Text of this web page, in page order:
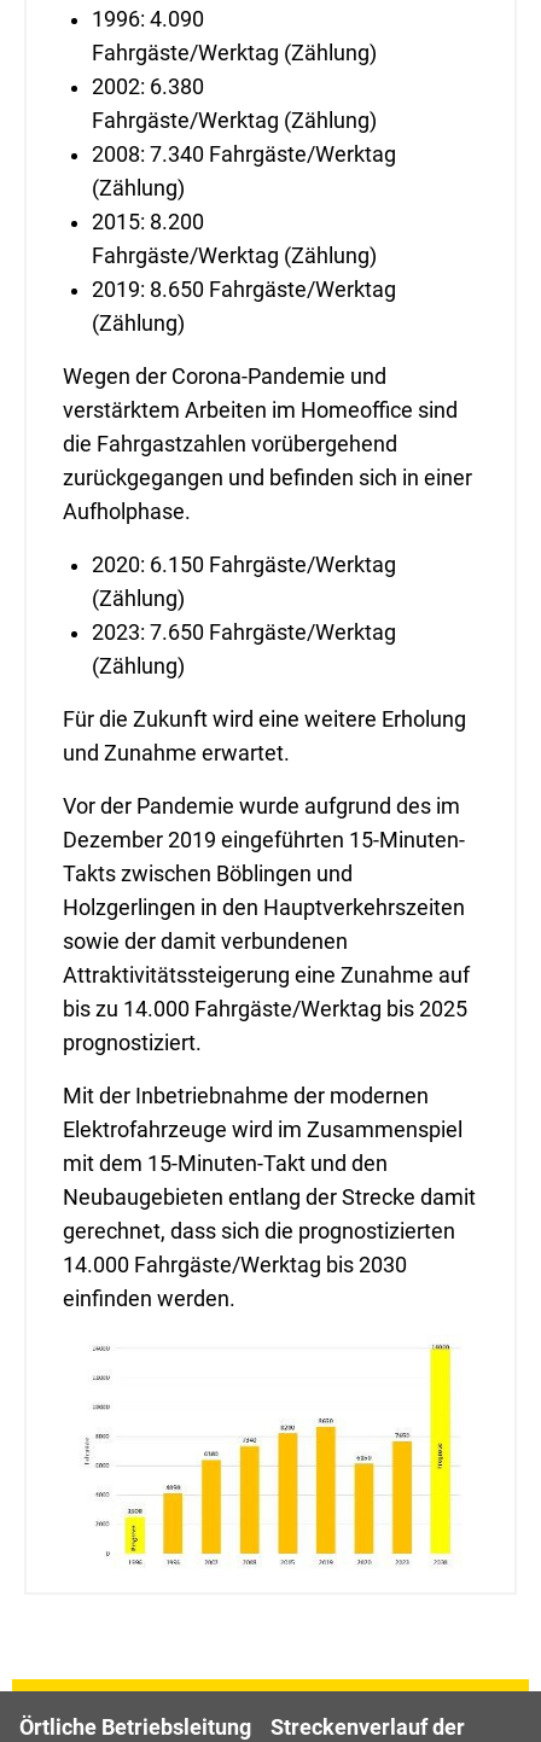
1996: 4.090
Fahrgäste/Werktag (Zählung)
2002: 6.380
Fahrgäste/Werktag (Zählung)
2008: 7.340 Fahrgäste/Werktag
(Zählung)
2015: 8.200
Fahrgäste/Werktag (Zählung)
2019: 8.650 Fahrgäste/Werktag
(Zählung)
Wegen der Corona-Pandemie und
verstärktem Arbeiten im Homeoffice sind
die Fahrgastzahlen vorübergehend
zurückgegangen und befinden sich in einer
Aufholphase.
2020: 6.150 Fahrgäste/Werktag
(Zählung)
2023: 7.650 Fahrgäste/Werktag
(Zählung)
Für die Zukunft wird eine weitere Erholung
und Zunahme erwartet.
Vor der Pandemie wurde aufgrund des im
Dezember 2019 eingeführten 15-Minuten-
Takts zwischen Böblingen und
Holzgerlingen in den Hauptverkehrszeiten
sowie der damit verbundenen
Attraktivitätssteigerung eine Zunahme auf
bis zu 14.000 Fahrgäste/Werktag bis 2025
prognostiziert.
Mit der Inbetriebnahme der modernen
Elektrofahrzeuge wird im Zusammenspiel
mit dem 15-Minuten-Takt und den
Neubaugebieten entlang der Strecke damit
gerechnet, dass sich die prognostizierten
14.000 Fahrgäste/Werktag bis 2030
einfinden werden.
Örtliche Betriebsleitung Streckenverlauf der